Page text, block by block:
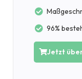
96%
Jetzt